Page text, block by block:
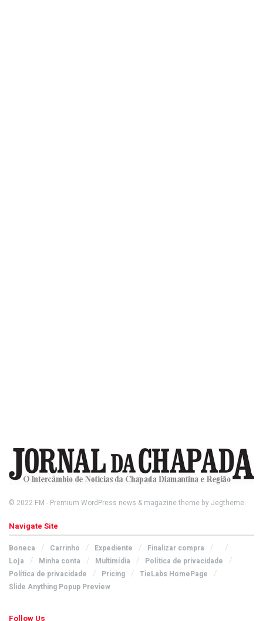
© 2022 FM - Premium WordPress news & magazine theme by Jegtheme.
Navigate Site
Boneca Carrinho Expediente
Finalizar compra
Loja
Minha conta Multimídia
Política de privacidade
Política de privacidade
Pricing
TieLabs HomePage
Slide Anything Popup Preview
Follow Us